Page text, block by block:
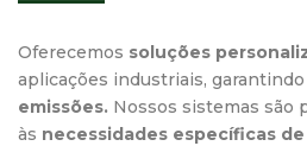
Oferecemos soluções
aplicações industriais, garantindo
emissões. Nossos sistemas são
às necessidades específicas